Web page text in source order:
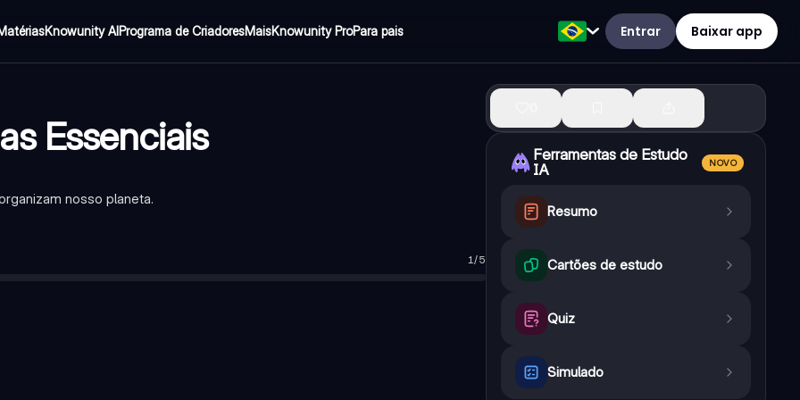
Knowunity AIPrograma de CriadoresMaisKnowunity ProPara pais Entrar Baixar app
Essenciais
nosso planeta.
1/5
Terra até o Meridiano de Greenwich, medida em graus para Leste ou Oeste.
divide a Terra em Hemisfério Norte e Hemisfério Sul, sendo o marco zero da latitude.
imaginária que divide a Terra em Hemisfério Leste e Hemisfério Oeste, sendo o marco zero da longitude.
Ferramentas de Estudo
IA
NOVO
Resumo
Cartões de estudo
Quiz
Simulado